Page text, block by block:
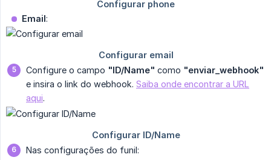
Email:
Configure o campo "ID/Name" como "enviar_webhook"
e insira o link do webhook. Saiba onde encontrar a URL
aqui.
Nas configurações do funil: